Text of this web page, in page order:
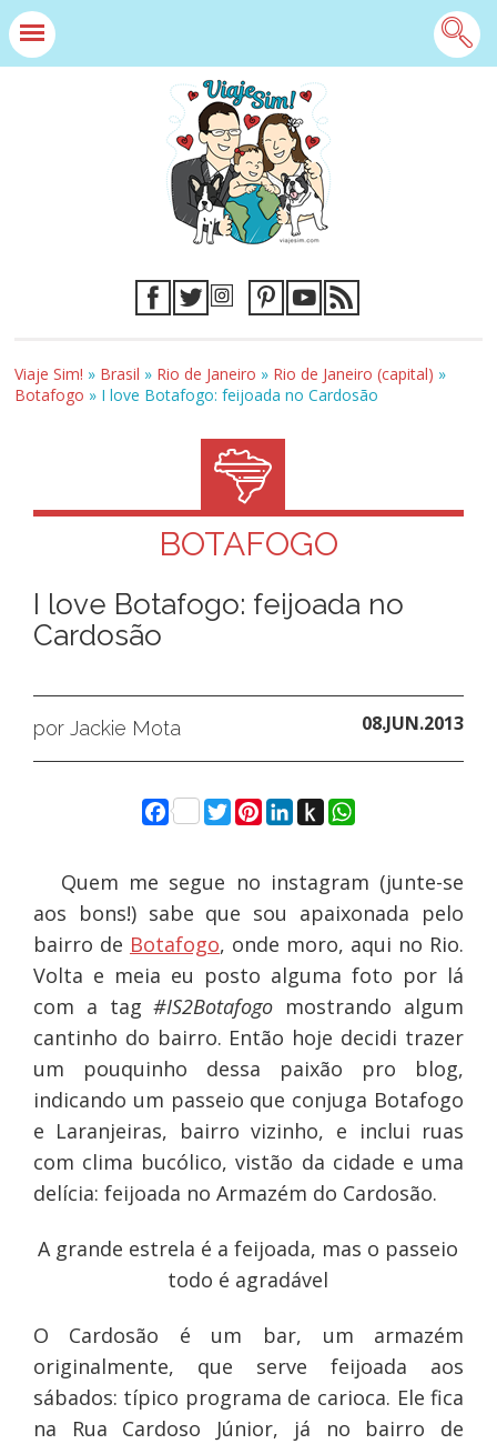
Viaje Sim! » Brasil » Rio de Janeiro » Rio de Janeiro (capital) »
Botafogo » I love Botafogo: feijoada no Cardosão
BOTAFOGO
I love Botafogo: feijoada no
Cardosão
por Jackie Mota 08.JUN.2013
Facebook
Twitter
Pinterest
LinkedIn
Push
to
WhatsApp
Quem me segue no instagram (junte-se
aos bons!) sabe que sou apaixonada pelo
bairro de Botafogo, onde moro, aqui no Rio.
Volta e meia eu posto alguma foto por lá
com a tag#IS2Botafogo mostrando algum
cantinho do bairro. Então hoje decidi trazer
um pouquinho dessa paixão pro blog,
indicando um passeio que conjuga Botafogo
e Laranjeiras, bairro vizinho, e inclui ruas
com clima bucólico, vistão da cidade e uma
delícia: feijoada no Armazém do Cardosão.
A grande estrela é a feijoada, mas o passeio
todo é agradável
O Cardosão é um bar, um armazém
originalmente, que serve feijoada aos
sábados: típico programa de carioca. Ele fica
na Rua Cardoso Júnior, já no bairro de